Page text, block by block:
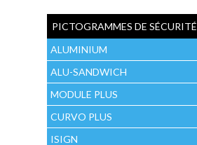
PICTOGRAMMES DE SÉCURITÉ
ALUMINIUM
ALU-SANDWICH
MODULE PLUS
CURVO PLUS
ISIGN